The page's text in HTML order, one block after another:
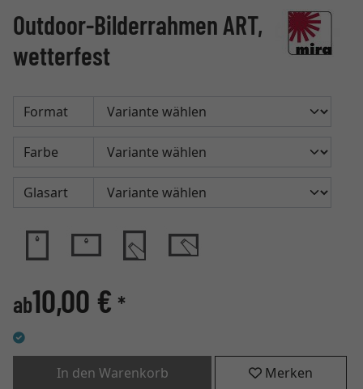
Outdoor-Bilderrahmen ART,
wetterfest
Format
Farbe
Glasart
ab10,00 € *
In den Warenkorb Merken